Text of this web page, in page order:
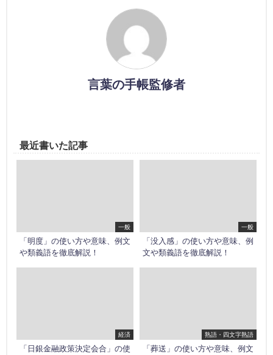
言葉の手帳監修者
最近書いた記事
一般
「明度」の使い方や意味、例文
や類義語を徹底解説！
一般
「没入感」の使い方や意味、例
文や類義語を徹底解説！
経済
「日銀金融政策決定会合」の使
熟語・四文字熟語
「葬送」の使い方や意味、例文